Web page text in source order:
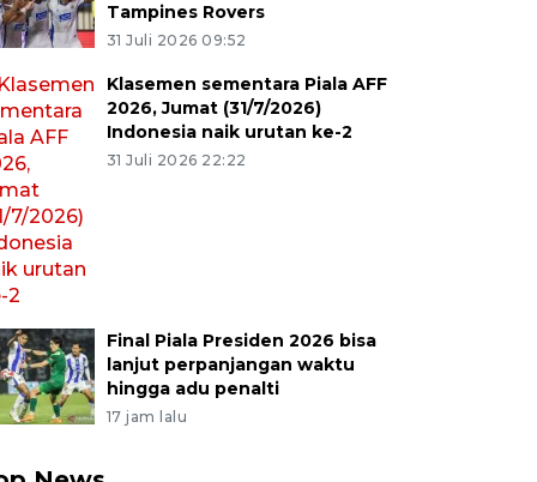
Tampines Rovers
31 Juli 2026 09:52
Klasemen sementara Piala AFF
2026, Jumat (31/7/2026)
Indonesia naik urutan ke-2
31 Juli 2026 22:22
Final Piala Presiden 2026 bisa
lanjut perpanjangan waktu
hingga adu penalti
17 jam lalu